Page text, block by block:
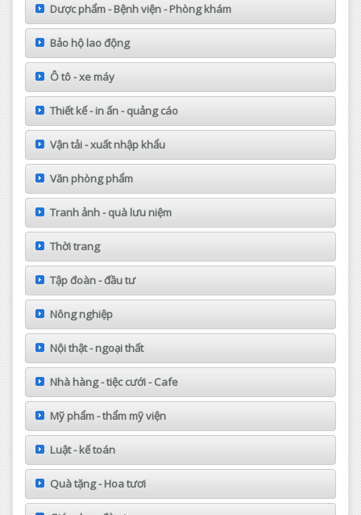
Dược phẩm - Bệnh viện - Phòng khám
Bảo hộ lao động
Ô tô - xe máy
Thiết kế - in ấn - quảng cáo
Vận tải - xuất nhập khẩu
Văn phòng phẩm
Tranh ảnh - quà lưu niệm
Thời trang
Tập đoàn - đầu tư
Nông nghiệp
Nội thật - ngoại thất
Nhà hàng - tiệc cưới - Cafe
Mỹ phẩm - thẩm mỹ viện
Luật - kế toán
Quà tặng - Hoa tươi